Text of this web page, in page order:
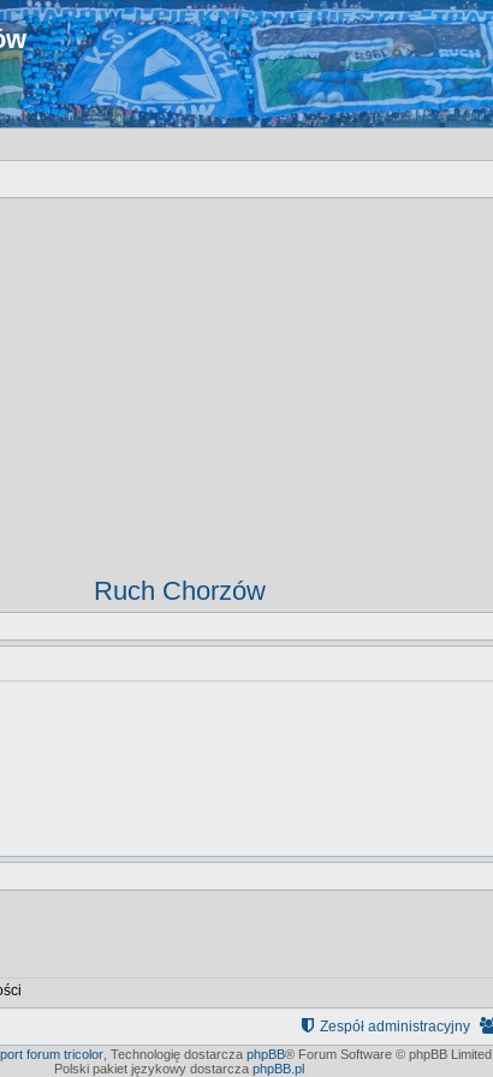
Ruch Chorzów
Zespół administracyjny
forum tricolor Technologię dostarcza phpBB® Forum Software © phpBB Limited
Polski pakiet językowy dostarcza phpBB.pl